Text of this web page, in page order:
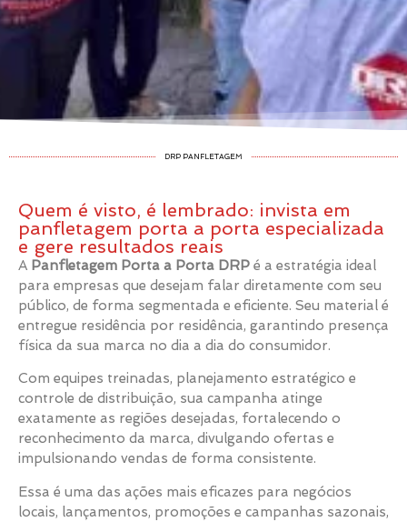
DRP PANFLETAGEM
Quem é visto, é lembrado: invista em
panfletagem porta a porta especializada
e gere resultados reais
A Panfletagem Porta a Porta DRP é a estratégia ideal
para empresas que desejam falar diretamente com seu
público, de forma segmentada e eficiente. Seu material é
entregue residência por residência, garantindo presença
física da sua marca no dia a dia do consumidor.
Com equipes treinadas, planejamento estratégico e
controle de distribuição, sua campanha atinge
exatamente as regiões desejadas, fortalecendo o
reconhecimento da marca, divulgando ofertas e
impulsionando vendas de forma consistente.
Essa é uma das ações mais eficazes para negócios
locais, lançamentos, promoções e campanhas sazonais,